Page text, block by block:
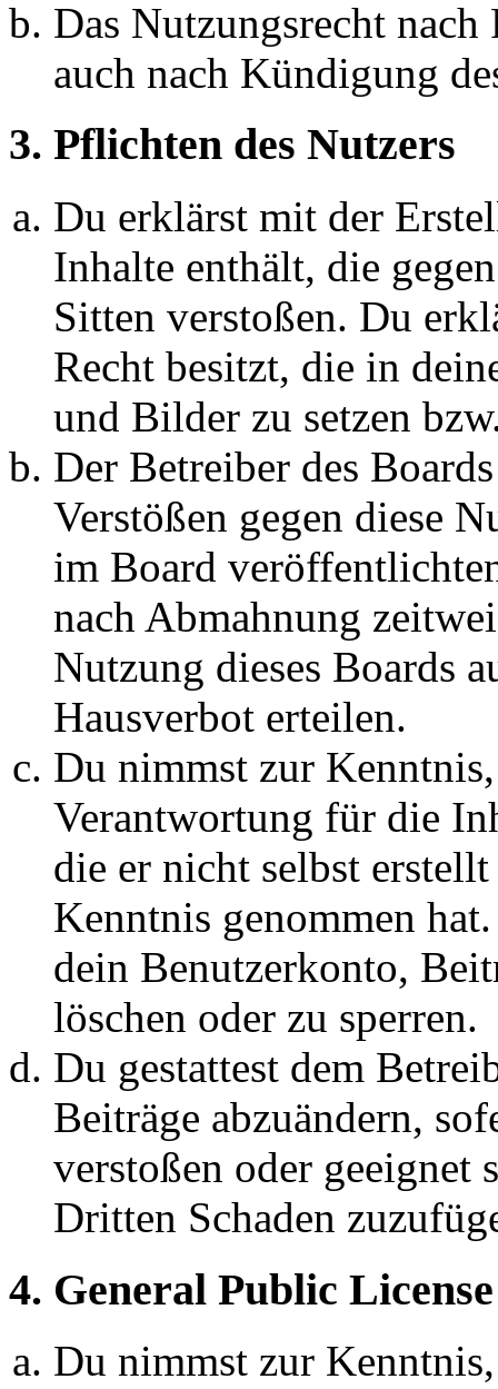
Das Nutzungsrecht
auch nach Kündigung
3. Pflichten des Nutzers
Du erklärst mit der
Inhalte enthält, die
Sitten verstoßen. Du
Recht besitzt, die in
und Bilder zu setzen
Der Betreiber des
Verstößen gegen diese
im Board
nach Abmahnung
Nutzung dieses Boards
Hausverbot erteilen.
Du nimmst zur
Verantwortung für die
die er nicht selbst
Kenntnis genommen
dein Benutzerkonto,
löschen oder zu sperren.
Du gestattest dem
Beiträge abzuändern,
verstoßen oder geeignet
Dritten Schaden
4. General Public License
Du nimmst zur